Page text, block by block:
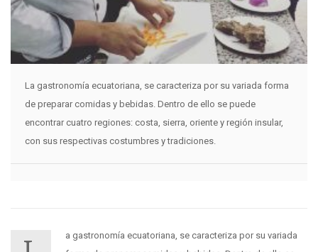
La gastronomía ecuatoriana, se caracteriza por su variada forma
de preparar comidas y bebidas. Dentro de ello se puede
encontrar cuatro regiones: costa, sierra, oriente y región insular,
con sus respectivas costumbres y tradiciones.
a gastronomía ecuatoriana, se caracteriza por su variada